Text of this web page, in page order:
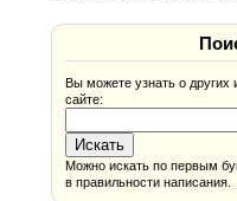
Вы можете узнать о
сайте:
Можно искать по первым
в правильности написания.